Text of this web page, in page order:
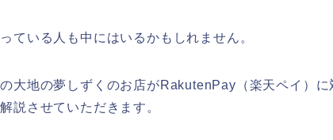
ている人も中にはいるかもしれません。
大地の夢しずくのお店がRakutenPay（楽天ペイ）に
説させていただきます。